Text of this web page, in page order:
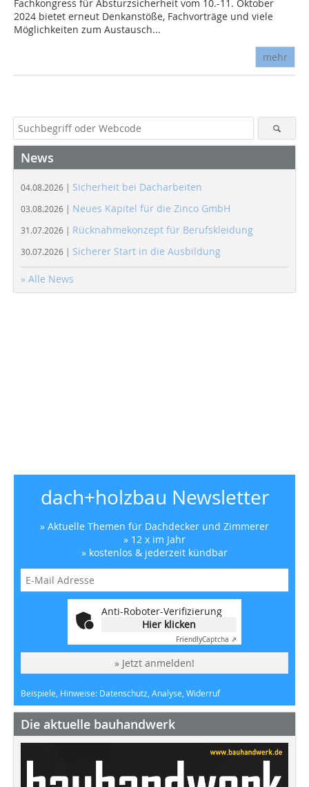
Fachkongress für Absturzsicherheit vom 10.-11. Oktober
2024 bietet erneut Denkanstöße, Fachvorträge und viele
Möglichkeiten zum Austausch...
mehr
News
04.08.2026 | Sicherheit bei Dacharbeiten
03.08.2026 | Neues Kapitel für die Zinco GmbH
31.07.2026 | Rücknahmekonzept für Berufskleidung
30.07.2026 | Sicherer Start in die Ausbildung
» Alle News
dach+holzbau Newsletter
» Aktuelle Themen für Dachdecker und Zimmerer
» 12 x im Jahr
» kostenlos & jederzeit kündbar
Anti-Roboter-Verifizierung
Hier klicken
FriendlyCaptcha ⇗
» Jetzt anmelden!
Beispiele, Hinweise: Datenschutz, Analyse, Widerruf
Die aktuelle bauhandwerk